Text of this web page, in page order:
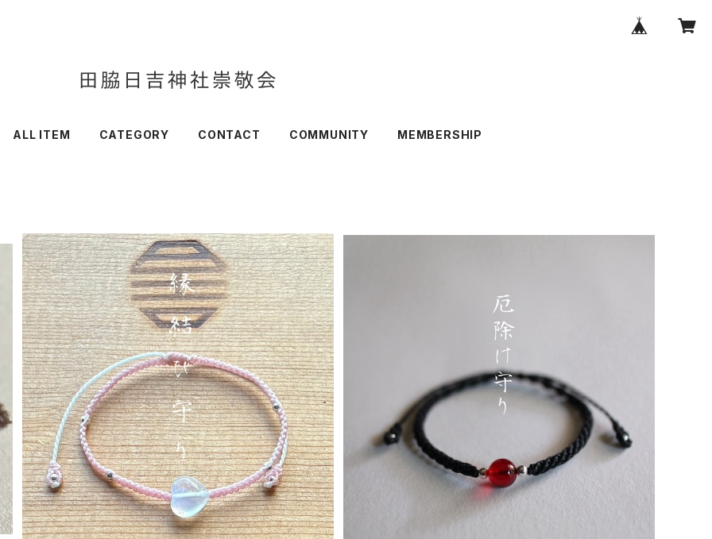
ALL ITEM CATEGORY CONTACT COMMUNITY MEMBERSHIP